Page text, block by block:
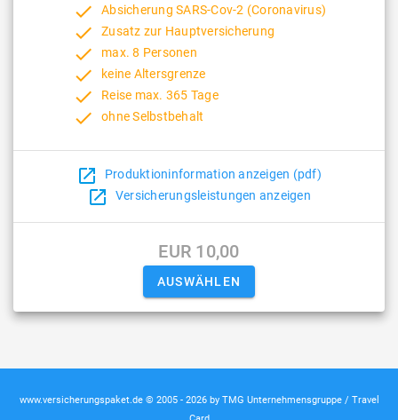
done Absicherung SARS-Cov-2 (Coronavirus)
done Zusatz zur Hauptversicherung
done max. 8 Personen
done keine Altersgrenze
done Reise max. 365 Tage
done ohne Selbstbehalt
open_in_new Produktioninformation anzeigen (pdf)
open_in_new Versicherungsleistungen anzeigen
EUR 10,00
www.versicherungspaket.de © 2005 - 2026 by TMG Unternehmensgruppe / Travel